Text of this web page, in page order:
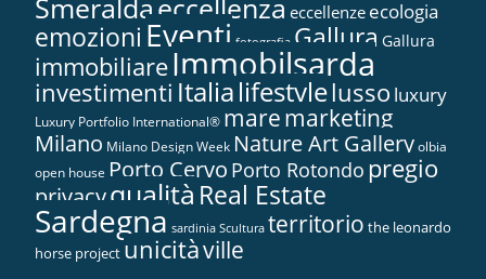
Smeraldaeccellenza eccellenze ecologia
emozioni Eventi fotografia Gallura Gallura
immobiliareImmobilsarda
investimenti Italialifestylelusso luxury
Luxury Portfolio International® maremarketing
Milano Milano Design Week Nature Art Galleryolbia
open house Porto Cervo Porto Rotondo pregio
privacyqualità Real Estate
Sardegna sardinia Scultura territorio the leonardo
horse project unicitàville